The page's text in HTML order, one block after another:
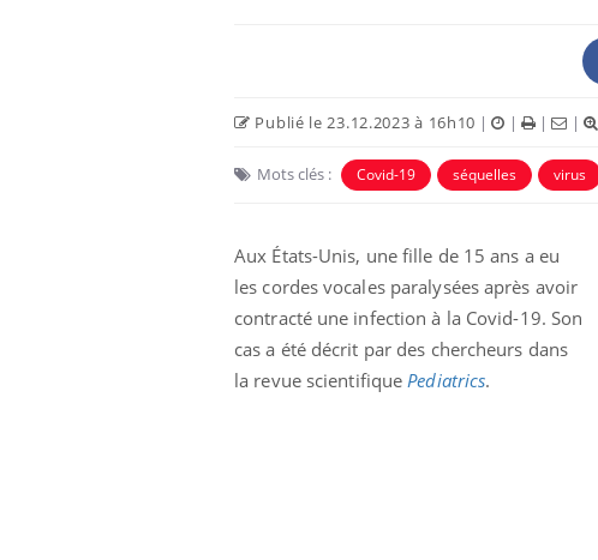
Publié le 23.12.2023 à 16h10 | | | |
Mots clés : Covid-19 séquelles virus
Aux États-Unis, une fille de 15 ans a eu
les cordes vocales paralysées après avoir
contracté une infection à la Covid-19. Son
cas a été décrit par des chercheurs dans
la revue scientifiquePediatrics.